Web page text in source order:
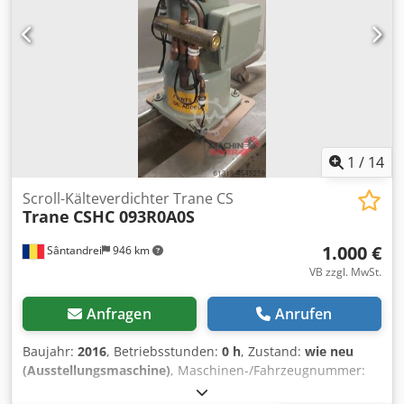
1 / 14
Sântandrei 946 km
Scroll-Kälteverdichter Trane CS
Trane CSHC 093R0A0S
1.000 €
VB zzgl. MwSt.
Anfragen Anrufen
Baujahr: 2016, Betriebsstunden: 0 h, Zustand: wie neu
(Ausstellungsmaschine), Maschinen-/Fahrzeugnummer:
, Scroll-Kälteverdichter Trane CSHC 093R0A0S